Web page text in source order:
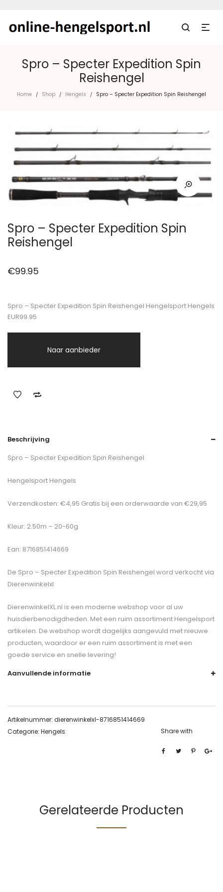
Spro – Specter Expedition Spin
Reishengel
Home / Shop / Hengels / Spro – Specter Expedition Spin Reishengel
Spro – Specter Expedition Spin
Reishengel
€99.95
Spro – Specter Expedition Spin Reishengel Hengelsport Hengels
EUR99.95
Naar aanbieder
Beschrijving
Spro – Specter Expedition Spin Reishengel
Hengelsport Hengels
Verzendkosten: €4,95 Gratis bij een orderwaarde van €29,95
Kleur: 2.50m – 20-60g
Ean: 8716851414669
De Spro – Specter Expedition Spin Reishengel word verkocht via
Dierenwinkelxl
DierenwinkelXL.nl is een moderne webshop voor al uw
huisdierbenodigdheden. Met een ruim assortiment Hengelsport
artikelen. De webshop wordt dagelijks aangevuld met nieuwe
producten, waardoor er een ruim assortiment is met een
goede service en snelle levering!
Aanvullende informatie
Artikelnummer: dierenwinkelxl-8716851414669
Categorie: Hengels Share with
Gerelateerde Producten